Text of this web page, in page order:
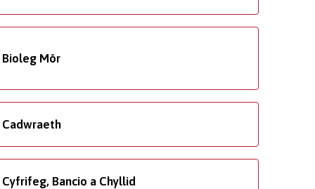
Bioleg Môr
Cadwraeth
Cyfrifeg, Bancio a Chyllid